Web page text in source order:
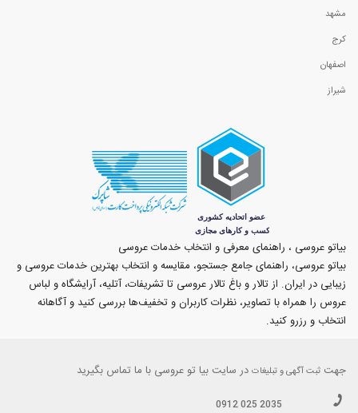
مشهد
کرج
اصفهان
شیراز
بیاتو عروسی ، راهنمای معرفی و انتخاب خدمات عروسی
بیاتو عروسی، راهنمای جامع جستجو، مقایسه و انتخاب بهترین خدمات عروسی و
زیبایی در ایران. از تالار و باغ تالار عروسی تا تشریفات، آتلیه، آرایشگاه و لباس
عروس را همراه با تصاویر، نظرات کاربران و تخفیف‌ها بررسی کنید و آگاهانه
انتخاب و رزرو کنید.
جهت ثبت آگهی و تبلیغات در سایت بیا تو عروسی با ما تماس بگیرید
0912 025 2035